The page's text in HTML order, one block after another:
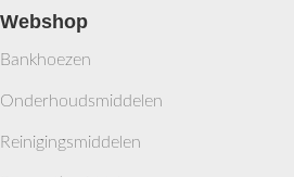
Webshop
Bankhoezen
Onderhoudsmiddelen
Reinigingsmiddelen